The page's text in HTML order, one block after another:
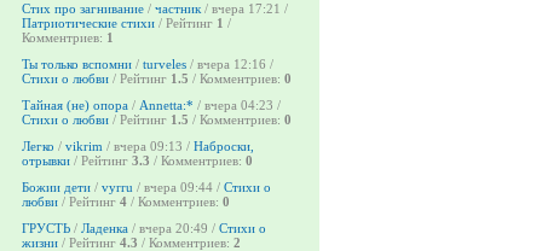
Стих про загнивание / частник / вчера 17:21 /
Патриотические стихи / Рейтинг 1 /
Комментриев: 1
Ты только вспомни / turveles / вчера 12:16 /
Стихи о любви / Рейтинг 1.5 / Комментриев: 0
Тайная (не) опора / Annetta:* / вчера 04:23 /
Стихи о любви / Рейтинг 1.5 / Комментриев: 0
Легко / vikrim / вчера 09:13 / Наброски,
отрывки / Рейтинг 3.3 / Комментриев: 0
Божии дети / vyrru / вчера 09:44 / Стихи о
любви / Рейтинг 4 / Комментриев: 0
ГРУСТЬ / Ладенка / вчера 20:49 / Стихи о
жизни / Рейтинг 4.3 / Комментриев: 2